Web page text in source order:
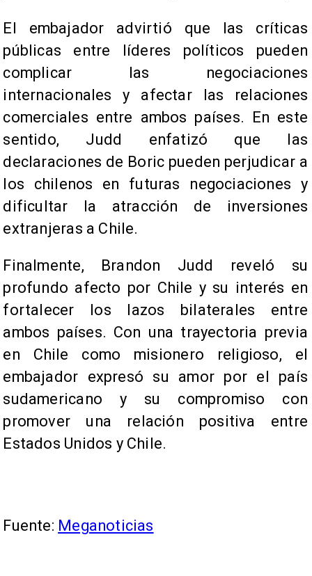
El embajador advirtió que las críticas
públicas entre líderes políticos pueden
complicar las negociaciones
internacionales y afectar las relaciones
comerciales entre ambos países. En este
sentido, Judd enfatizó que las
declaraciones de Boric pueden perjudicar a
los chilenos en futuras negociaciones y
dificultar la atracción de inversiones
extranjeras a Chile.
Finalmente, Brandon Judd reveló su
profundo afecto por Chile y su interés en
fortalecer los lazos bilaterales entre
ambos países. Con una trayectoria previa
en Chile como misionero religioso, el
embajador expresó su amor por el país
sudamericano y su compromiso con
promover una relación positiva entre
Estados Unidos y Chile.
Fuente: Meganoticias